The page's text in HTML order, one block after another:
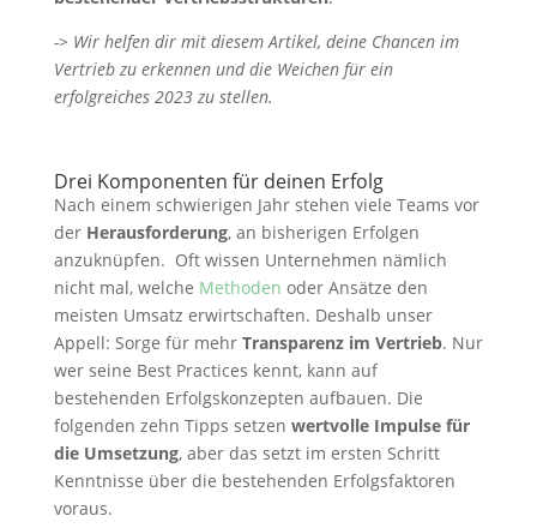
-> Wir helfen dir mit diesem Artikel, deine Chancen im
Vertrieb zu erkennen und die Weichen für ein
erfolgreiches 2023 zu stellen.
Drei Komponenten für deinen Erfolg
Nach einem schwierigen Jahr stehen viele Teams vor
der Herausforderung, an bisherigen Erfolgen
anzuknüpfen. Oft wissen Unternehmen nämlich
nicht mal, welche Methoden oder Ansätze den
meisten Umsatz erwirtschaften. Deshalb unser
Appell: Sorge für mehr Transparenz im Vertrieb. Nur
wer seine Best Practices kennt, kann auf
bestehenden Erfolgskonzepten aufbauen. Die
folgenden zehn Tipps setzen wertvolle Impulse für
die Umsetzung, aber das setzt im ersten Schritt
Kenntnisse über die bestehenden Erfolgsfaktoren
voraus.